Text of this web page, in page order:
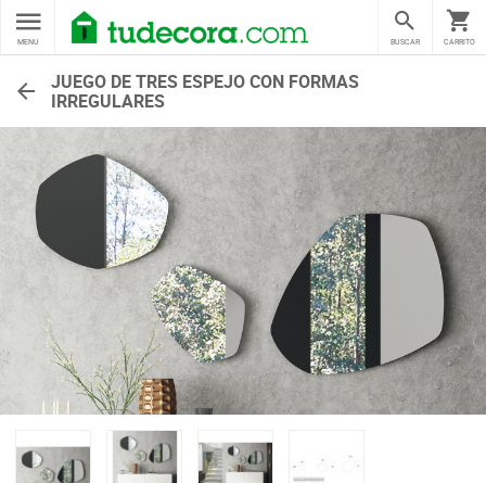
MENU CARRITO
BUSCAR
JUEGO DE TRES ESPEJO CON FORMAS
IRREGULARES